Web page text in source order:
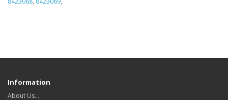
Information
About Us…